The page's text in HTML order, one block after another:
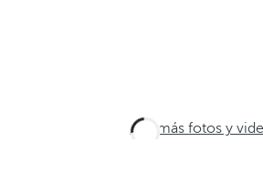
Ver más fotos y